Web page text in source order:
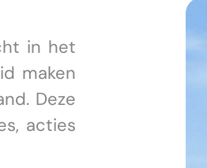
in het
maken
Deze
acties